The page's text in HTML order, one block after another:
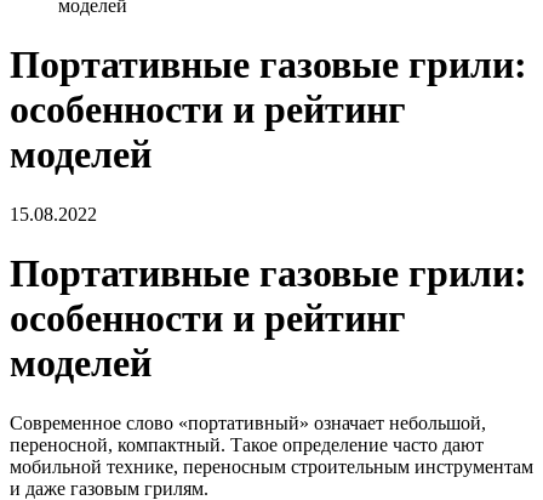
моделей
Портативные газовые грили:
особенности и рейтинг
моделей
15.08.2022
Портативные газовые грили:
особенности и рейтинг
моделей
Современное слово «портативный» означает небольшой,
переносной, компактный. Такое определение часто дают
мобильной технике, переносным строительным инструментам
и даже газовым грилям.